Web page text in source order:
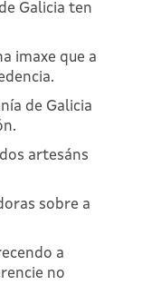
Galicia ten
imaxe que a
de Galicia
artesáns
sobre a
a
no